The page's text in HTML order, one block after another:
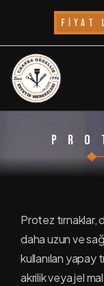
FİYAT
Uğur Yıldız
Foto Galeri
Protez tırnaklar,
daha uzun ve
kullanılan yapay
akrilik veya jel